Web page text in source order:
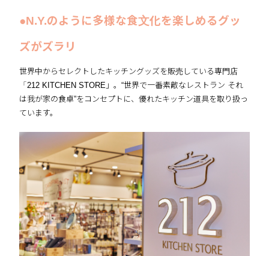
●N.Y.のように多様な食文化を楽しめるグッ
ズがズラリ
世界中からセレクトしたキッチングッズを販売している専門店
「212 KITCHEN STORE」。“世界で一番素敵なレストラン それ
は我が家の食卓”をコンセプトに、優れたキッチン道具を取り扱っ
ています。